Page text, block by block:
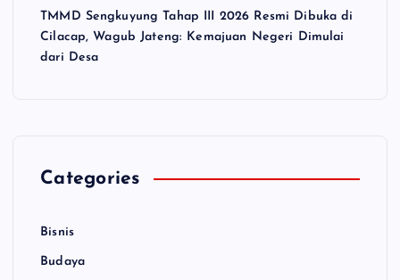
TMMD Sengkuyung Tahap III 2026 Resmi Dibuka di
Cilacap, Wagub Jateng: Kemajuan Negeri Dimulai
dari Desa
Categories
Bisnis
Budaya